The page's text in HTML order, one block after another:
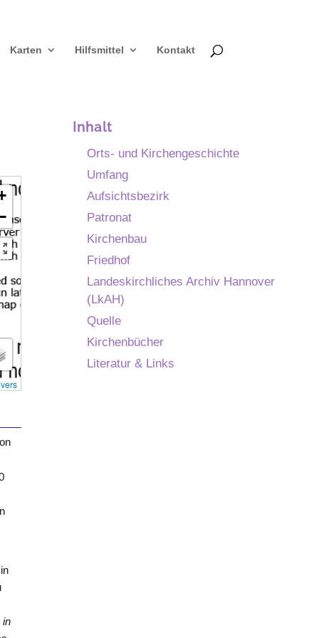
Karten Hilfsmittel Kontakt
in
Inhalt
Orts- und Kirchengeschichte
Umfang
Aufsichtsbezirk
Patronat
Kirchenbau
Friedhof
Landeskirchliches Archiv Hannover
(LkAH)
Quelle
Kirchenbücher
Literatur & Links